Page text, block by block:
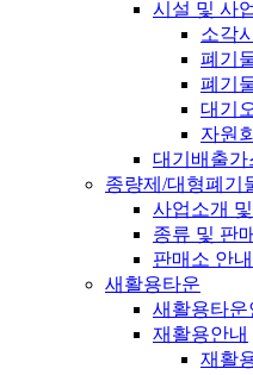
시설 및 사
소각
폐기
폐기
대기
자원
대기배출가
종량제/대형폐기
사업소개
종류 및 판
판매소 안내
새활용타운
새활용타운
재활용안내
재활